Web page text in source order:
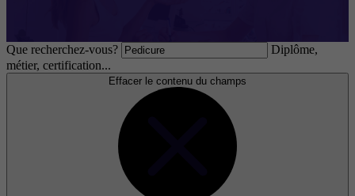
Que recherchez-vous?
Diplôme,
métier, certification...
Effacer le contenu du champs